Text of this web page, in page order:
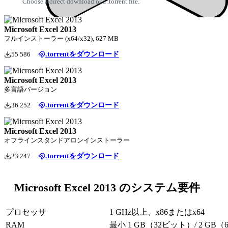
Microsoft Excel 2013
フルインストーラー (x64/x32), 627 MB
55 586 .torrentをダウンロード
Microsoft Excel 2013
多言語バージョン
36 252 .torrentをダウンロード
Microsoft Excel 2013
オフラインスタンドアロンインストーラー
23 247 .torrentをダウンロード
Microsoft Excel 2013 のシステム要件
プロセッサ
1 GHz以上、x86またはx64
RAM
最小 1 GB（32ビット）/ 2 GB